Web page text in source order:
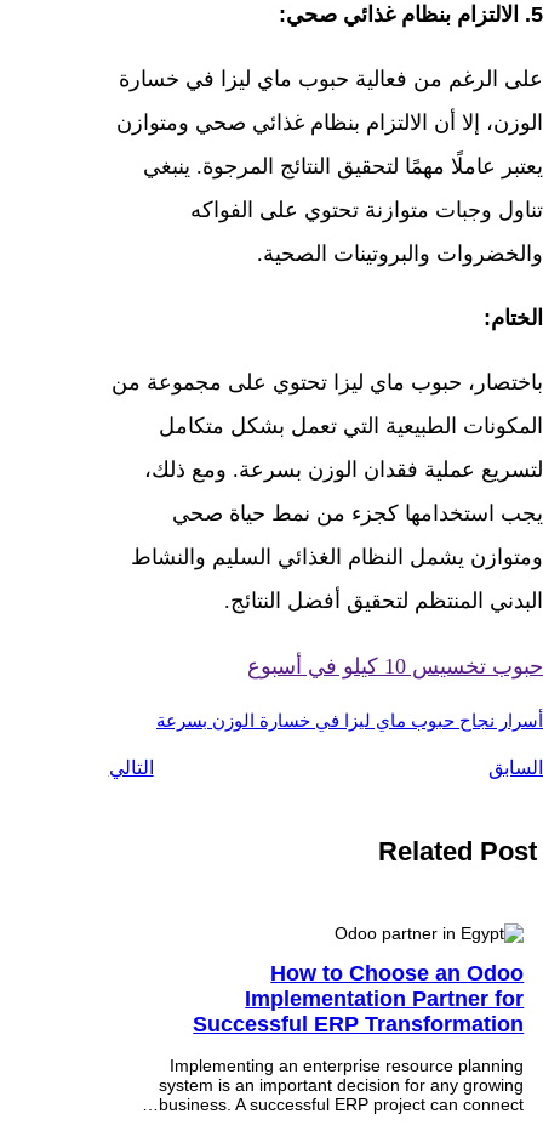
5. الالتزام بنظام غذائي صحي:
على الرغم من فعالية حبوب ماي ليزا في خسارة
الوزن، إلا أن الالتزام بنظام غذائي صحي ومتوازن
يعتبر عاملًا مهمًا لتحقيق النتائج المرجوة. ينبغي
تناول وجبات متوازنة تحتوي على الفواكه
والخضروات والبروتينات الصحية.
الختام:
باختصار، حبوب ماي ليزا تحتوي على مجموعة من
المكونات الطبيعية التي تعمل بشكل متكامل
لتسريع عملية فقدان الوزن بسرعة. ومع ذلك،
يجب استخدامها كجزء من نمط حياة صحي
ومتوازن يشمل النظام الغذائي السليم والنشاط
البدني المنتظم لتحقيق أفضل النتائج.
حبوب تخسيس 10 كيلو في أسبوع
أسرار نجاح حبوب ماي ليزا في خسارة الوزن بسرعة
السابق التالي
Related Post
How to Choose an Odoo
Implementation Partner for
Successful ERP Transformation
Implementing an enterprise resource planning
system is an important decision for any growing
business. A successful ERP project can connect…